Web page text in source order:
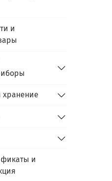
и
хранение
и